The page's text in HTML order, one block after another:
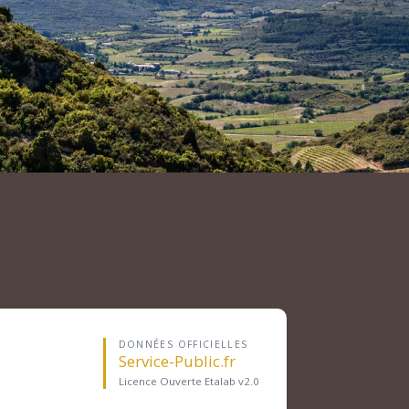
DONNÉES OFFICIELLES
Service-Public.fr
Licence Ouverte Etalab v2.0